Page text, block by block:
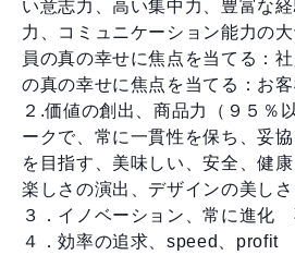
い意志力、高い集中力、豊富な
力、コミュニケーション能力の
員の真の幸せに焦点を当てる：
の真の幸せに焦点を当てる：お客
２.価値の創出、商品力（９５％
ークで、常に一貫性を保ち、妥
を目指す、美味しい、安全、健
楽しさの演出、デザインの美しさ
３．イノベーション、常に進化
４．効率の追求、speed、profit